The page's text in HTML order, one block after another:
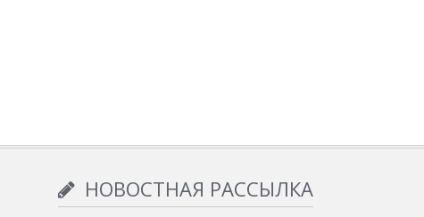
НОВОСТНАЯ РАССЫЛКА